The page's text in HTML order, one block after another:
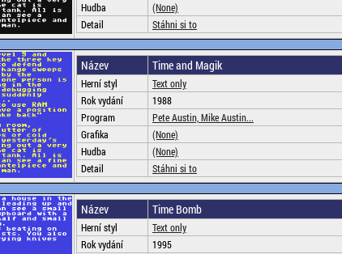
Hudba
(None)
Detail
Stáhni si to
Název Time and Magik
Herní styl
Text only
Rok vydání
1988
Program
Pete Austin, Mike Austin...
Grafika
(None)
Hudba
(None)
Detail
Stáhni si to
Název Time Bomb
Herní styl
Text only
Rok vydání
1995